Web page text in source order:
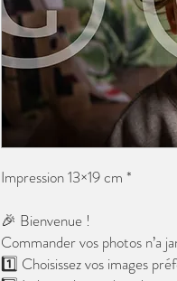
Impression 13×19 cm *
🎉 Bienvenue !
Commander vos photos n’a
1️⃣ Choisissez vos images